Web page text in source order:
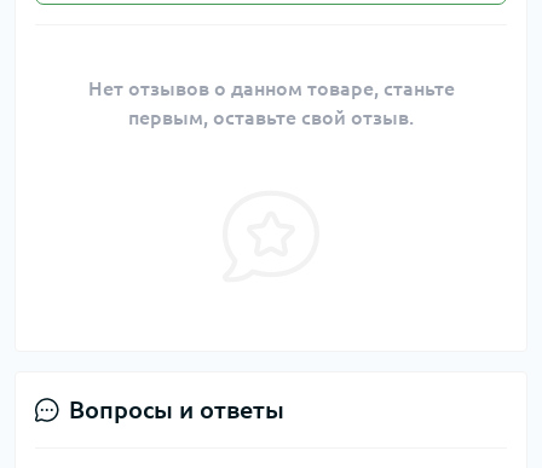
Нет отзывов о данном товаре, станьте
первым, оставьте свой отзыв.
Вопросы и ответы